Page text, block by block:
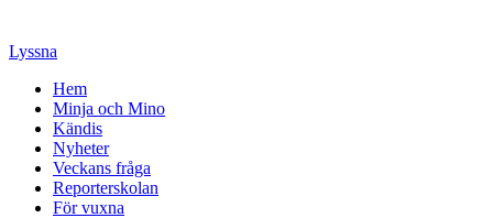
Lyssna
Hem
Minja och Mino
Kändis
Nyheter
Veckans fråga
Reporterskolan
För vuxna